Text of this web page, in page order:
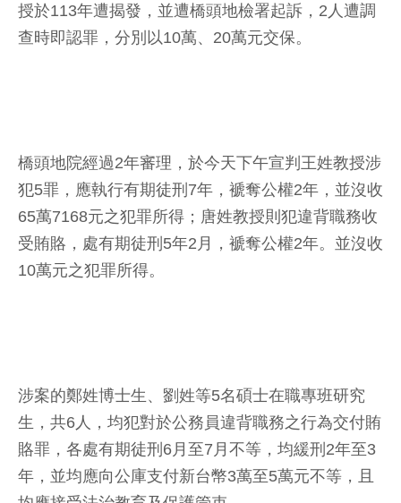
授於113年遭揭發，並遭橋頭地檢署起訴，2人遭調
查時即認罪，分別以10萬、20萬元交保。
橋頭地院經過2年審理，於今天下午宣判王姓教授涉
犯5罪，應執行有期徒刑7年，褫奪公權2年，並沒收
65萬7168元之犯罪所得；唐姓教授則犯違背職務收
受賄賂，處有期徒刑5年2月，褫奪公權2年。並沒收
10萬元之犯罪所得。
涉案的鄭姓博士生、劉姓等5名碩士在職專班研究
生，共6人，均犯對於公務員違背職務之行為交付賄
賂罪，各處有期徒刑6月至7月不等，均緩刑2年至3
年，並均應向公庫支付新台幣3萬至5萬元不等，且